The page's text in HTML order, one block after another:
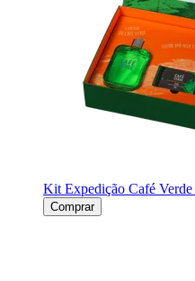
Kit Expedição Café Verde
Comprar